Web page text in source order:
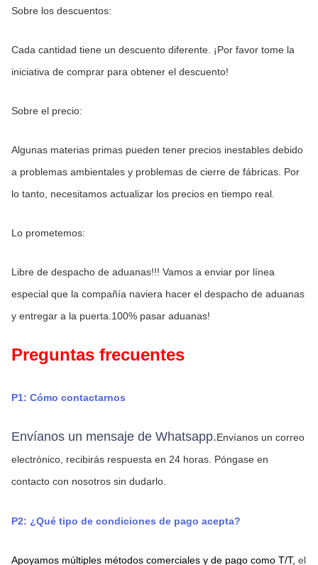
Sobre los descuentos:
Cada cantidad tiene un descuento diferente. ¡Por favor tome la
iniciativa de comprar para obtener el descuento!
Sobre el precio:
Algunas materias primas pueden tener precios inestables debido
a problemas ambientales y problemas de cierre de fábricas. Por
lo tanto, necesitamos actualizar los precios en tiempo real.
Lo prometemos:
Libre de despacho de aduanas!!! Vamos a enviar por línea
especial que la compañía naviera hacer el despacho de aduanas
y entregar a la puerta.100% pasar aduanas!
Preguntas frecuentes
P1: Cómo contactarnos
Envíanos un mensaje de Whatsapp.Envíanos un correo
electrónico, recibirás respuesta en 24 horas. Póngase en
contacto con nosotros sin dudarlo.
P2: ¿Qué tipo de condiciones de pago acepta?
Apoyamos múltiples métodos comerciales y de pago como T/T, el